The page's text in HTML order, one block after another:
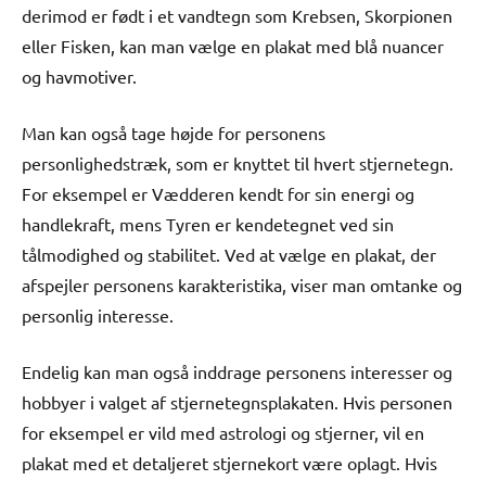
derimod er født i et vandtegn som Krebsen, Skorpionen
eller Fisken, kan man vælge en plakat med blå nuancer
og havmotiver.
Man kan også tage højde for personens
personlighedstræk, som er knyttet til hvert stjernetegn.
For eksempel er Vædderen kendt for sin energi og
handlekraft, mens Tyren er kendetegnet ved sin
tålmodighed og stabilitet. Ved at vælge en plakat, der
afspejler personens karakteristika, viser man omtanke og
personlig interesse.
Endelig kan man også inddrage personens interesser og
hobbyer i valget af stjernetegnsplakaten. Hvis personen
for eksempel er vild med astrologi og stjerner, vil en
plakat med et detaljeret stjernekort være oplagt. Hvis